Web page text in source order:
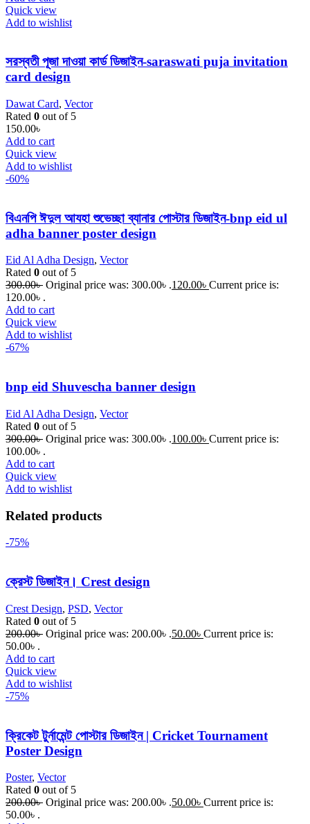
Quick view
Add to wishlist
সরস্বতী পূজা দাওয়া কার্ড ডিজাইন-saraswati puja invitation
card design
Dawat Card, Vector
Rated 0 out of 5
150.00৳
Add to cart
Quick view
Add to wishlist
-60%
বিএনপি ঈদুল আযহা শুভেচ্ছা ব্যানার পোস্টার ডিজাইন-bnp eid ul
adha banner poster design
Eid Al Adha Design, Vector
Rated 0 out of 5
300.00৳ Original price was: 300.00৳ .120.00৳ Current price is:
120.00৳ .
Add to cart
Quick view
Add to wishlist
-67%
bnp eid Shuvescha banner design
Eid Al Adha Design, Vector
Rated 0 out of 5
300.00৳ Original price was: 300.00৳ .100.00৳ Current price is:
100.00৳ .
Add to cart
Quick view
Add to wishlist
Related products
-75%
ক্রেস্ট ডিজাইন। Crest design
Crest Design, PSD, Vector
Rated 0 out of 5
200.00৳ Original price was: 200.00৳ .50.00৳ Current price is:
50.00৳ .
Add to cart
Quick view
Add to wishlist
-75%
ক্রিকেট টুর্নামেন্ট পোস্টার ডিজাইন | Cricket Tournament
Poster Design
Poster, Vector
Rated 0 out of 5
200.00৳ Original price was: 200.00৳ .50.00৳ Current price is:
50.00৳ .